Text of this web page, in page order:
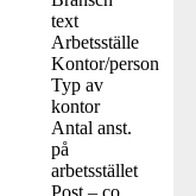
text
Arbetsställe
Kontor/person
Typ av
kontor
Antal anst.
på
arbetsstället